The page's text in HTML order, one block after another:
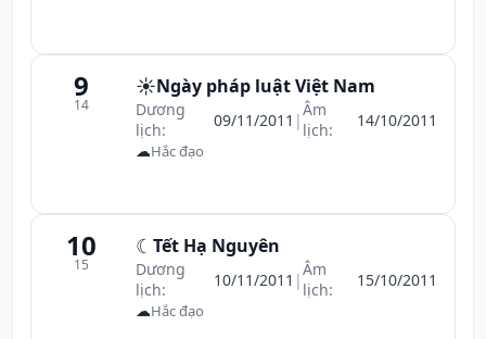
9
14
☀️Ngày pháp luật Việt Nam
Dương
lịch:
09/11/2011 |Âm
lịch:
14/10/2011
☁Hắc đạo
10
15
☾ Tết Hạ Nguyên
Dương
lịch:
10/11/2011 |Âm
lịch:
15/10/2011
☁Hắc đạo